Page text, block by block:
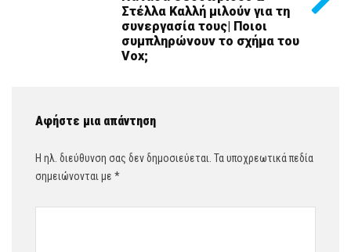
Στέλλα Καλλή μιλούν για τη
συνεργασία τους| Ποιοι
συμπληρώνουν το σχήμα του
Vox;
Αφήστε μια απάντηση
Η ηλ. διεύθυνση σας δεν δημοσιεύεται. Τα υποχρεωτικά πεδία
σημειώνονται με *